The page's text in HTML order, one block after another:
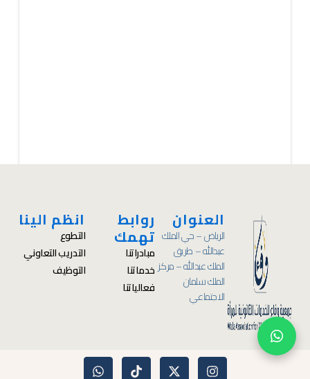
العنوان
الرياض – حي الملك
عبدالله – طريق
الملك عبدالله – مركز
الملك سلمان
الاجتماعي
روابط
تهمك
مبادراتنا
خدماتنا
فعالياتنا
انظم الينا
التطوع
التدريب التعاوني
التوظيف
I
X
T
W